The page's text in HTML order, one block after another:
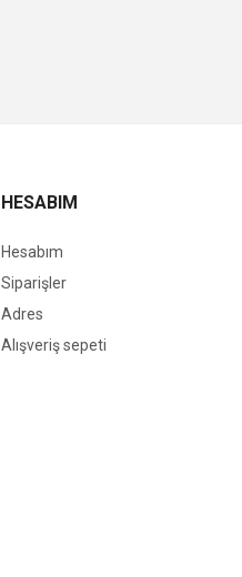
HESABIM
Hesabım
Siparişler
Adres
Alışveriş sepeti